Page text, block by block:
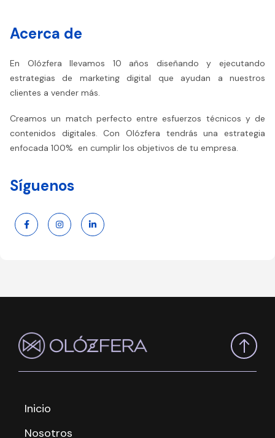
Acerca de
En Olózfera llevamos 10 años diseñando y ejecutando
estrategias de marketing digital que ayudan a nuestros
clientes a vender más.
Creamos un match perfecto entre esfuerzos técnicos y de
contenidos digitales. Con Olózfera tendrás una estrategia
enfocada 100% en cumplir los objetivos de tu empresa.
Síguenos
Inicio
Nosotros